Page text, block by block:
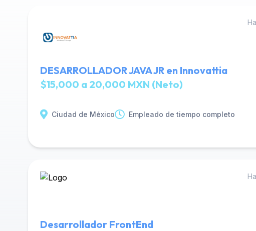
DESARROLLADOR JAVA JR en Innovattia
$15,000 a 20,000 MXN (Neto)
Ciudad de México Empleado de tiempo completo
Desarrollador FrontEnd